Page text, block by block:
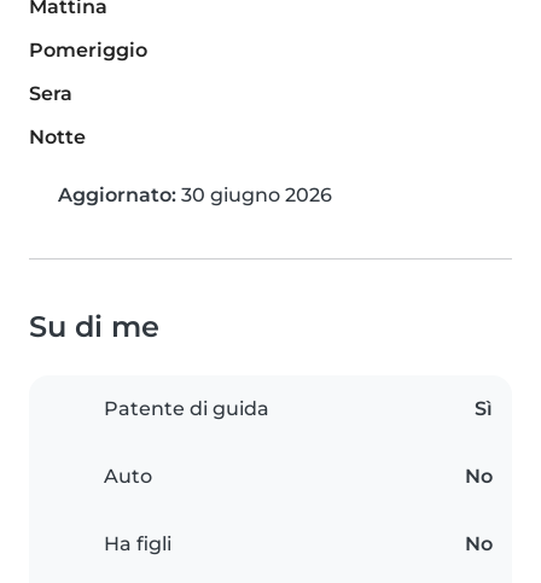
Mattina
Pomeriggio
Sera
Notte
Aggiornato: 30 giugno 2026
Su di me
Patente di guida Sì
Auto No
Ha figli No